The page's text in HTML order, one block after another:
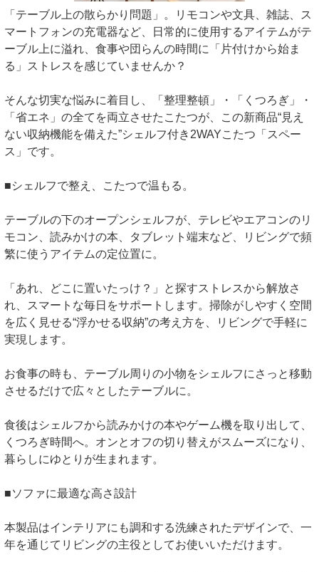
「テーブル上の散らかり問題」。リモコンや文具、雑誌、ス
マートフォンの充電器など、日常的に使用するアイテムがテ
ーブル上に溢れ、食事や団らんの時間に「片付けから始ま
る」ストレスを感じていませんか？
そんな切実な悩みに着目し、「整理整頓」・「くつろぎ」・
「省エネ」の全てを両立させたこたつが、この新商品“見え
ない収納機能を備えた”シェルフ付き2WAYこたつ「スペー
ス」です。
■シェルフで整え、こたつで温もる。
テーブルの下のオープンシェルフが、テレビやエアコンのリ
モコン、読みかけの本、タブレット端末など、リビングで頻
繁に使うアイテムの定位置に。
「あれ、どこに置いたっけ？」と探すストレスから解放さ
れ、スマートな毎日をサポートします。掃除がしやすく空間
を広く見せる“浮かせる収納”の考え方を、リビングで手軽に
実現します。
お食事の時も、テーブル周りの小物をシェルフにさっと移動
させるだけで広々としたテーブルに。
食後はシェルフから読みかけの本やゲーム機を取り出して、
くつろぎ時間へ。オンとオフの切り替えがスムーズになり、
暮らしにゆとりが生まれます。
■ソファに最適な高さ設計
本製品はインテリアにも調和する洗練されたデザインで、一
年を通じてリビングの主役としてお使いいただけます。